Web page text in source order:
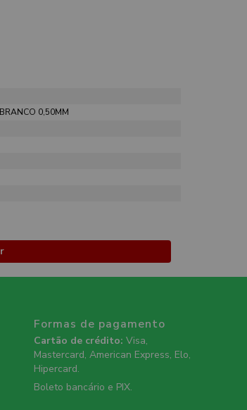
0,50MM
Formas de pagamento
Cartão de crédito: Visa,
Mastercard, American Express, Elo,
Hipercard.
Boleto bancário e PIX.